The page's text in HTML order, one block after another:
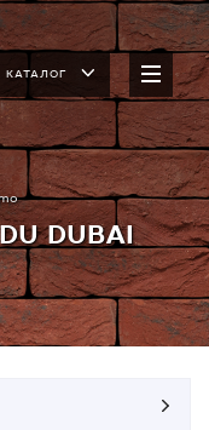
КАТАЛОГ
DUBAI